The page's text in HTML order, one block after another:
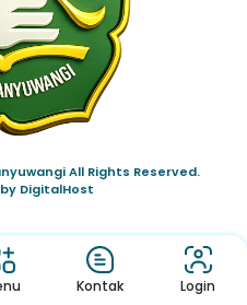
All Rights Reserved.
by DigitalHost
Kontak Login